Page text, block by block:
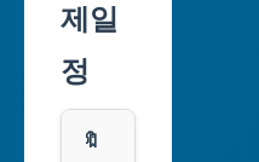
광
역
스
레
제일
정
🔖